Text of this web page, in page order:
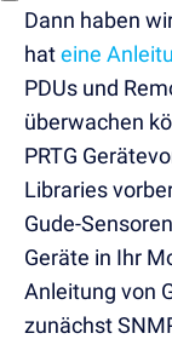
Dann haben
hateine
PDUs und
überwachen
PRTG
Libraries
Gude-
Geräte in Ihr
Anleitung von
zunächst